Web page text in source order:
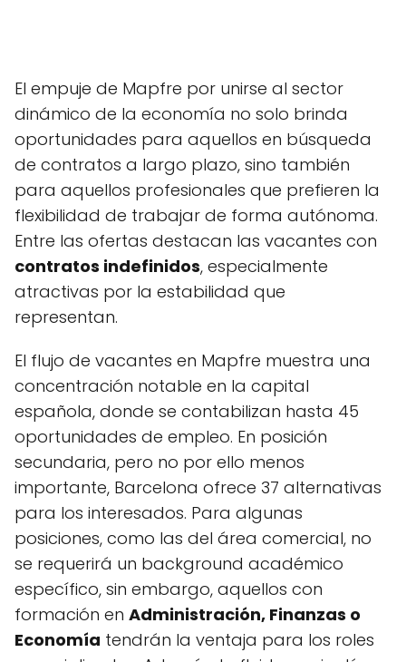
El empuje de Mapfre por unirse al sector
dinámico de la economía no solo brinda
oportunidades para aquellos en búsqueda
de contratos a largo plazo, sino también
para aquellos profesionales que prefieren la
flexibilidad de trabajar de forma autónoma.
Entre las ofertas destacan las vacantes con
contratos indefinidos, especialmente
atractivas por la estabilidad que
representan.
El flujo de vacantes en Mapfre muestra una
concentración notable en la capital
española, donde se contabilizan hasta 45
oportunidades de empleo. En posición
secundaria, pero no por ello menos
importante, Barcelona ofrece 37 alternativas
para los interesados. Para algunas
posiciones, como las del área comercial, no
se requerirá un background académico
específico, sin embargo, aquellos con
formación en Administración, Finanzas o
Economía tendrán la ventaja para los roles